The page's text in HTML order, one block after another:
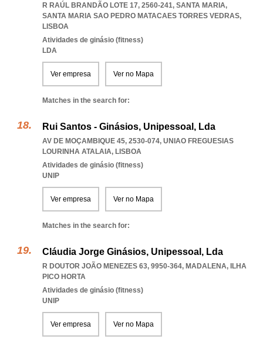
R RAÚL BRANDÃO LOTE 17, 2560-241, SANTA MARIA,
SANTA MARIA SAO PEDRO MATACAES TORRES VEDRAS,
LISBOA
Atividades de ginásio (fitness)
LDA
Ver empresa Ver no Mapa
Matches in the search for:
Rui Santos - Ginásios, Unipessoal, Lda
AV DE MOÇAMBIQUE 45, 2530-074, UNIAO FREGUESIAS
LOURINHA ATALAIA, LISBOA
Atividades de ginásio (fitness)
UNIP
Ver empresa Ver no Mapa
Matches in the search for:
Cláudia Jorge Ginásios, Unipessoal, Lda
R DOUTOR JOÃO MENEZES 63, 9950-364, MADALENA, ILHA
PICO HORTA
Atividades de ginásio (fitness)
UNIP
Ver empresa Ver no Mapa